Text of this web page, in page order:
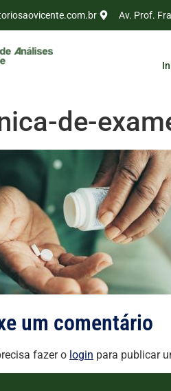
Av. Prof.
de-
um comentário
fazer o login para publicar